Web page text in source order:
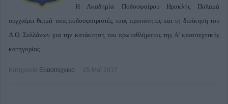
Η Ακαδημία Ποδοσφαίρου Ηρακλής Παλαμά
συγχαίρει θερμά τους ποδοσφαιριστές, τους προπονητές και τη διοίκηση του
Α.Ο. Σελλάνων για την κατάκτηση του πρωταθλήματος της Α' ερασιτεχνικής
κατηγορίας.
Κατηγορία Ερασιτεχνικό 25 Μαϊ 2017